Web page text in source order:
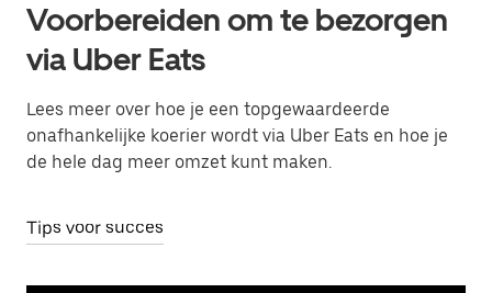
Voorbereiden om te bezorgen
via Uber Eats
Lees meer over hoe je een topgewaardeerde
onafhankelijke koerier wordt via Uber Eats en hoe je
de hele dag meer omzet kunt maken.
Tips voor succes